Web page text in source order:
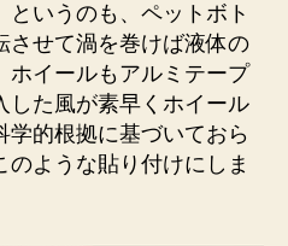
いうのも、ペットボト
させて渦を巻けば液体の
ホイールもアルミテープ
した風が素早くホイール
的根拠に基づいておら
ような貼り付けにしま